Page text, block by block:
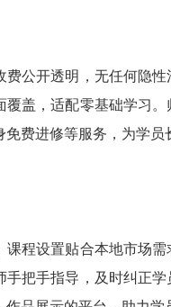
公开透明，无任何隐
盖，适配零基础学习。
费进修等服务，为学员
程设置贴合本地市场需
把手指导，及时纠正学